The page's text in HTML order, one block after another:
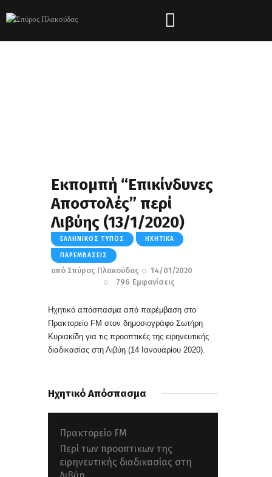
Εκπομπή “Επικίνδυνες
Αποστολές” περί
Λιβύης (13/1/2020)
ΕΛΛΗΝΙΚΌΣ ΤΎΠΟΣ ΗΧΗΤΙΚΆ
ΠΑΡΕΜΒΆΣΕΙΣ
από Σπύρος Πλακούδας
14/01/2020
796 Εμφανίσεις
Ηχητικό απόσπασμα από παρέμβαση στο
Πρακτορείο FM στον δημοσιογράφο Σωτήρη
Κυριακίδη για τις προοπτικές της ειρηνευτικής
διαδικασίας στη Λιβύη (14 Ιανουαρίου 2020).
Ηχητικό Απόσπασμα
Πρακτορείο FM
Περί των προοπτικων της
ειρηνευτικής διαδικασίας στη